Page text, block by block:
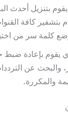
بتنزيل أحدث
بتشفير كافة
كلمة سر من
بإعادة ضبط
والبحث عن
والمكررة.